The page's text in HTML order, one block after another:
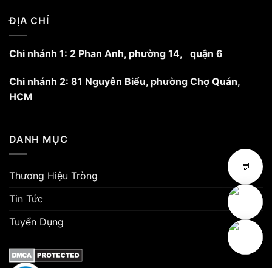
ĐỊA CHỈ
Chi nhánh 1: 2 Phan Anh, phường 14, quận 6
Chi nhánh 2: 81 Nguyễn Biểu, phường Chợ Quán,
HCM
DANH MỤC
Thương Hiệu Tròng
Tin Tức
Tuyển Dụng
💬